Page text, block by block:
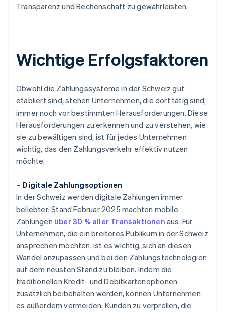
Transparenz und Rechenschaft zu gewährleisten.
Wichtige Erfolgsfaktoren
Obwohl die Zahlungssysteme in der Schweiz gut
etabliert sind, stehen Unternehmen, die dort tätig sind,
immer noch vor bestimmten Herausforderungen. Diese
Herausforderungen zu erkennen und zu verstehen, wie
sie zu bewältigen sind, ist für jedes Unternehmen
wichtig, das den Zahlungsverkehr effektiv nutzen
möchte.
– Digitale Zahlungsoptionen
In der Schweiz werden digitale Zahlungen immer
beliebter: Stand Februar 2025 machten mobile
Zahlungen über 30 % aller Transaktionen aus. Für
Unternehmen, die ein breiteres Publikum in der Schweiz
ansprechen möchten, ist es wichtig, sich an diesen
Wandel anzupassen und bei den Zahlungstechnologien
auf dem neusten Stand zu bleiben. Indem die
traditionellen Kredit- und Debitkartenoptionen
zusätzlich beibehalten werden, können Unternehmen
es außerdem vermeiden, Kunden zu verprellen, die